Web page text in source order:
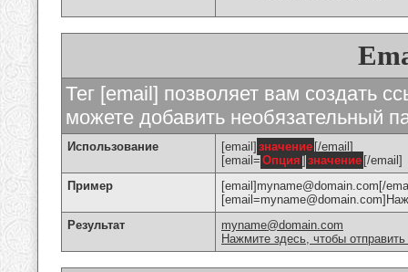
Тег [email] позволяет вам создать
можете добавить необязательный
Использование [email] значение [/email]
[email= Опция ] значение [/email]
Пример
[email]myname@domain.com[/
Результат
myname@domain.com
Нажмите здесь, чтобы